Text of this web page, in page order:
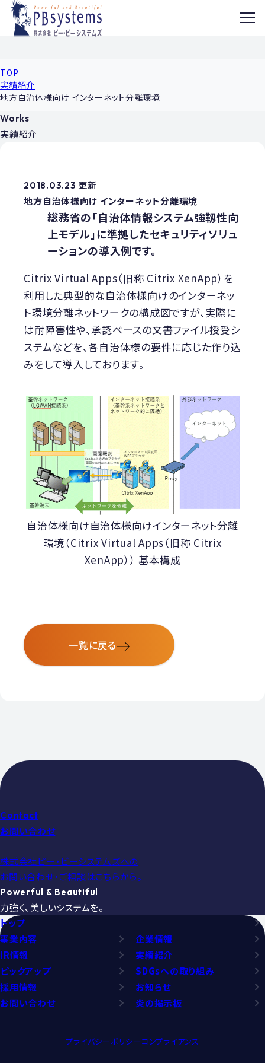
TOP
実績紹介
地方自治体様向け インターネット分離環境
Works
実績紹介
2018.03.23 更新
地方自治体様向け インターネット分離環境
総務省の「自治体情報システム強靱性向
上モデル」に準拠したセキュリティソリュ
ーションの導入例です。
Citrix Virtual Apps（旧称 Citrix XenApp）を
利用した典型的な自治体様向けのインターネッ
ト環境分離ネットワークの構成図ですが、実際に
は耐障害性や、承認ベースの文書ファイル授受シ
ステムなどを、各自治体様の要件に応じた作り込
みをして導入しております。
自治体様向け自治体様向けインターネット分離
環境（Citrix Virtual Apps（旧称 Citrix
XenApp）） 基本構成
一覧に戻る
Contact
お問い合わせ
株式会社ピー・ビーシステムズへの
お問い合わせ・ご相談はこちらから。
Powerful & Beautiful
力強く、美しいシステムを。
トップ
事業内容
企業情報
IR情報
実績紹介
ピックアップ
SDGsへの取り組み
採用情報
お知らせ
お問い合わせ
炎の掲示板
プライバシーポリシーコンプライアンス